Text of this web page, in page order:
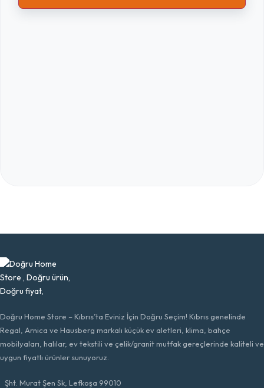
Doğru Home Store – Kıbrıs’ta Eviniz İçin Doğru Seçim! Kıbrıs genelinde
Regal, Arnica ve Hausberg markalı küçük ev aletleri, klima, bahçe
mobilyaları, halılar, ev tekstili ve çelik/granit mutfak gereçlerinde kaliteli ve
uygun fiyatlı ürünler sunuyoruz.
Şht. Murat Şen Sk, Lefkoşa 99010